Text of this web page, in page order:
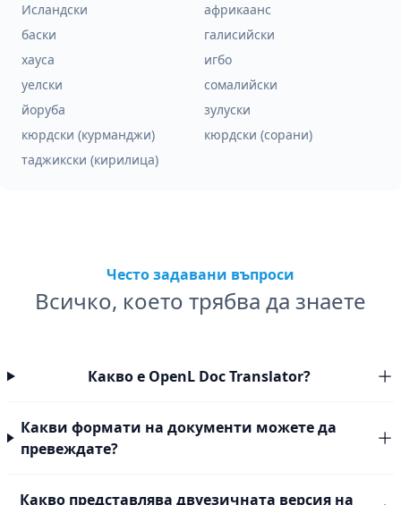
Исландски
африкаанс
баски
галисийски
хауса
игбо
уелски
сомалийски
йоруба
зулуски
кюрдски (курманджи)
кюрдски (сорани)
таджикски (кирилица)
Често задавани въпроси
Всичко, което трябва да знаете
Какво е OpenL Doc Translator?
Какви формати на документи можете да
превеждате?
Какво представлява двуезичната версия на